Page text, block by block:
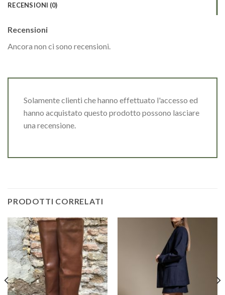
RECENSIONI (0)
Recensioni
Ancora non ci sono recensioni.
Solamente clienti che hanno effettuato l'accesso ed
hanno acquistato questo prodotto possono lasciare
una recensione.
PRODOTTI CORRELATI